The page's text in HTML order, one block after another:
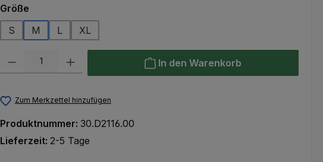
Größeauswählen
S
M L XL
Produkt Anzahl: Gib den gewünschten Wert ein oder benutze die Schaltflächen
In den Warenkorb
Zum Merkzettel hinzufügen
Produktnummer: 30.D2116.00
Lieferzeit: 2-5 Tage